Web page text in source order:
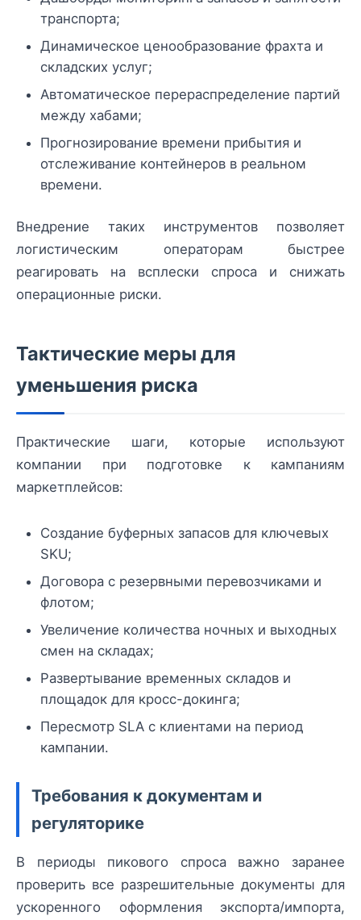
транспорта;
Динамическое ценообразование фрахта и
складских услуг;
Автоматическое перераспределение партий
между хабами;
Прогнозирование времени прибытия и
отслеживание контейнеров в реальном
времени.
Внедрение таких инструментов позволяет
логистическим операторам быстрее
реагировать на всплески спроса и снижать
операционные риски.
Тактические меры для
уменьшения риска
Практические шаги, которые используют
компании при подготовке к кампаниям
маркетплейсов:
Создание буферных запасов для ключевых
SKU;
Договора с резервными перевозчиками и
флотом;
Увеличение количества ночных и выходных
смен на складах;
Развертывание временных складов и
площадок для кросс-докинга;
Пересмотр SLA с клиентами на период
кампании.
Требования к документам и
регуляторике
В периоды пикового спроса важно заранее
проверить все разрешительные документы для
ускоренного оформления экспорта/импорта,